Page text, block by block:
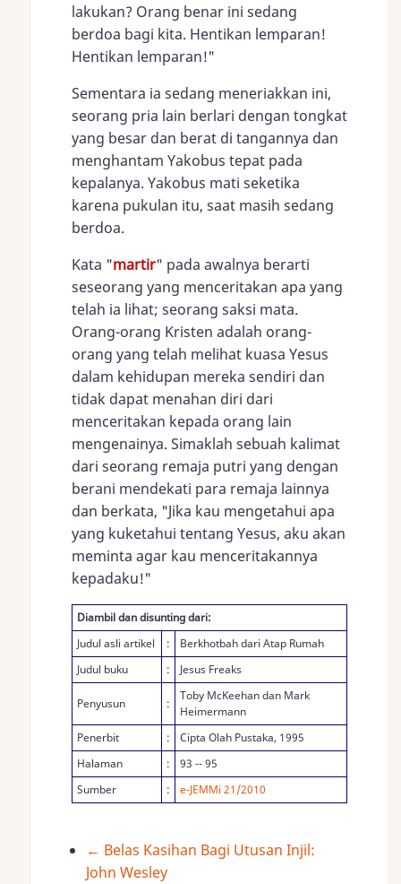
lakukan? Orang benar ini sedang
berdoa bagi kita. Hentikan lemparan!
Hentikan lemparan!"
Sementara ia sedang meneriakkan ini,
seorang pria lain berlari dengan tongkat
yang besar dan berat di tangannya dan
menghantam Yakobus tepat pada
kepalanya. Yakobus mati seketika
karena pukulan itu, saat masih sedang
berdoa.
Kata "martir" pada awalnya berarti
seseorang yang menceritakan apa yang
telah ia lihat; seorang saksi mata.
Orang-orang Kristen adalah orang-
orang yang telah melihat kuasa Yesus
dalam kehidupan mereka sendiri dan
tidak dapat menahan diri dari
menceritakan kepada orang lain
mengenainya. Simaklah sebuah kalimat
dari seorang remaja putri yang dengan
berani mendekati para remaja lainnya
dan berkata, "Jika kau mengetahui apa
yang kuketahui tentang Yesus, aku akan
meminta agar kau menceritakannya
kepadaku!"
Diambil dan disunting dari:
Judul asli artikel
:
Berkhotbah dari Atap Rumah
Judul buku
: Jesus Freaks
Penyusun :
Toby McKeehan dan Mark
Heimermann
Penerbit
:
Cipta Olah Pustaka, 1995
Halaman
:
93 -- 95
Sumber
: e-JEMMi 21/2010
Book
← Belas Kasihan Bagi Utusan Injil:
John Wesley